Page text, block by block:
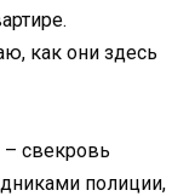
как они здесь
свекровь
полиции,